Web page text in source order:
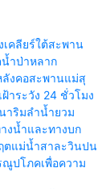
คลียร์ใต้สะพาน
ำป่าหลาก
ลังคอสะพานแม่สุ
าระวัง 24 ชั่วโมง
าริมลำน้ำยวม
งน้ำและทางบก
ตแม่น้ำสาละวินปน
ปโภคเพื่อความ